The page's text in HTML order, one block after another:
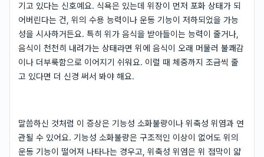
기고 있다는 신호예요. 식욕은 있는데 위장이 먼저 포화 상태가 되
어버린다는 건, 위의 수용 능력이나 운동 기능이 저하되었을 가능
성을 시사하거든요. 특히 위가 음식을 받아들이는 능력이 줄거나,
음식이 천천히 내려가는 상태라면 위에 음식이 오래 머물러 불쾌감
이나 더부룩함으로 이어지기 쉬워요. 이럴 때 체중까지 조금씩 줄
고 있다면 더 신경 써서 봐야 해요.
말씀하신 것처럼 이 증상은 기능성 소화불량이나 위축성 위염과 연
관될 수 있어요. 기능성 소화불량은 구조적인 이상이 없어도 위의
운동 기능이 떨어져 나타나는 경우고, 위축성 위염은 위 점막이 얇